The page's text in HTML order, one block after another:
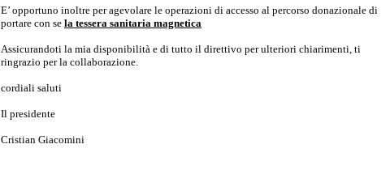
E’ opportuno inoltre per agevolare le operazioni di accesso al percorso donazionale di
portare con se la tessera sanitaria magnetica
Assicurandoti la mia disponibilità e di tutto il direttivo per ulteriori chiarimenti, ti
ringrazio per la collaborazione.
cordiali saluti
Il presidente
Cristian Giacomini